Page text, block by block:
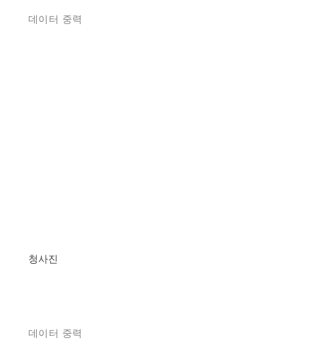
데이터 중력
청사진
데이터 중력